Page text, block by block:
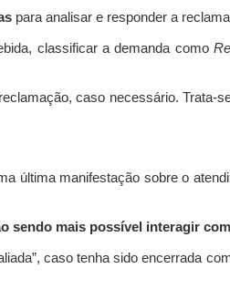
para analisar e responder a
classificar a demanda como
caso necessário. Trata-
última manifestação sobre o
sendo mais possível interagir
caso tenha sido encerrada